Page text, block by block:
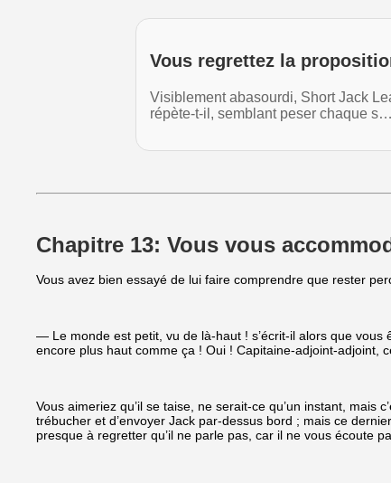
Vous regrettez la
Visiblement abasourdi, Short Jack
répète-t-il, semblant peser chaque s…
Chapitre 13: Vous vous
Vous avez bien essayé de lui faire comprendre que rester
— Le monde est petit, vu de là-haut ! s’écrit-il alors que vous
encore plus haut comme ça ! Oui ! Capitaine-adjoint-adjoint,
Vous aimeriez qu’il se taise, ne serait-ce qu’un instant,
trébucher et d’envoyer Jack par-dessus bord ; mais ce
presque à regretter qu’il ne parle pas, car il ne vous écoute